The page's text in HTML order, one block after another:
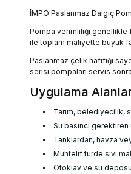
İMPO Paslanmaz Dalgıç
Pompa verimliliği genellikle
ile toplam maliyette büyük
Paslanmaz çelik hafifiği
serisi pompaları servis
Uygulama
Tarım, belediyecilik,
Su basıncı
Tanklardan, havza
Muhtelif türde sıvı
Otoklav ve su